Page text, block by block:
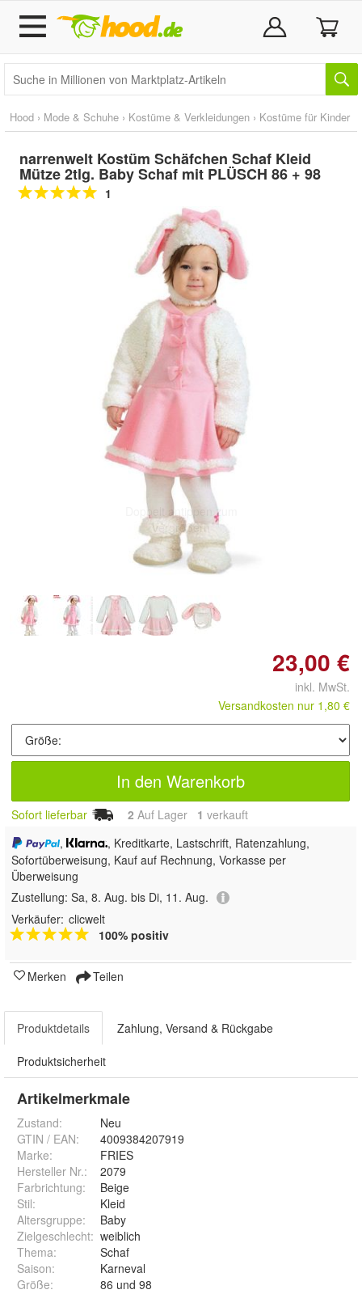
Hood › Mode & Schuhe › Kostüme & Verkleidungen › Kostüme für Kinder
narrenwelt Kostüm Schäfchen Schaf Kleid
Mütze 2tlg. Baby Schaf mit PLÜSCH 86 + 98
1
Doppelt antippen zum
vergrößern
23,00 €
inkl. MwSt.
Versandkosten nur 1,80 €
In den Warenkorb
Sofort lieferbar 2 Auf Lager 1 verkauft
,
, Kreditkarte, Lastschrift, Ratenzahlung,
Sofortüberweisung, Kauf auf Rechnung, Vorkasse per
Überweisung
Zustellung: Sa, 8. Aug. bis Di, 11. Aug.
Verkäufer: clicwelt
100% positiv
Merken Teilen
Produktdetails Zahlung, Versand & Rückgabe
Produktsicherheit
Artikelmerkmale
Zustand:
Neu
GTIN / EAN:
4009384207919
Marke:
FRIES
Hersteller Nr.:
2079
Farbrichtung:
Beige
Stil:
Kleid
Altersgruppe:
Baby
Zielgeschlecht: weiblich
Thema:
Schaf
Saison:
Karneval
Größe: 86 und 98